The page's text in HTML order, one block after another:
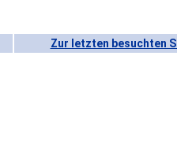
Zur letzten besuchten